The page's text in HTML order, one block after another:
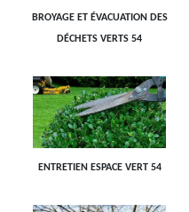
BROYAGE ET ÉVACUATION DES
DÉCHETS VERTS 54
ENTRETIEN ESPACE VERT 54